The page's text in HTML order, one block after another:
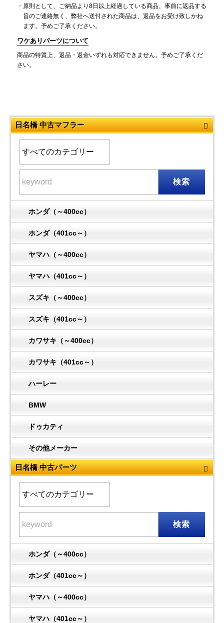
原則として、ご納品より8日以上経過している商品、事前に返品する
旨のご連絡無く、弊社へ送付された商品は、返品をお受け致しかね
ます。予めご了承ください。
ワケありパーツについて
商品の特質上、返品・返金いずれも対応できません。予めご了承くだ
さい。
日名橋 中古マフラー
検索
ホンダ（～400cc）
ホンダ（401cc～）
ヤマハ（～400cc）
ヤマハ（401cc～）
スズキ（～400cc）
スズキ（401cc～）
カワサキ（～400cc）
カワサキ（401cc～）
ハーレー
BMW
ドゥカティ
その他メーカー
日名橋 中古パーツ
検索
ホンダ（～400cc）
ホンダ（401cc～）
ヤマハ（～400cc）
ヤマハ（401cc～）